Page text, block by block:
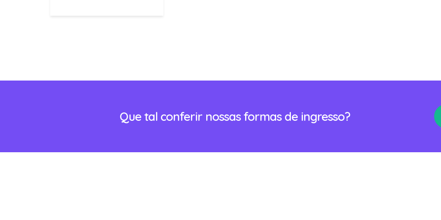
Que tal conferir nossas formas de ingresso?